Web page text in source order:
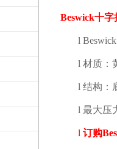
Beswick十字
l
l 材质：
l 结构：
l 最大压
l 订购